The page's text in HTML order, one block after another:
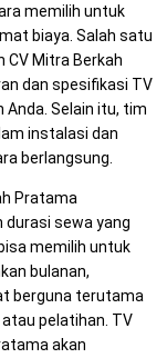
memilih untuk
biaya. Salah satu
CV Mitra Berkah
dan spesifikasi TV
Anda. Selain itu, tim
instalasi dan
berlangsung.
Pratama
sewa yang
memilih untuk
bulanan,
berguna terutama
pelatihan. TV
akan